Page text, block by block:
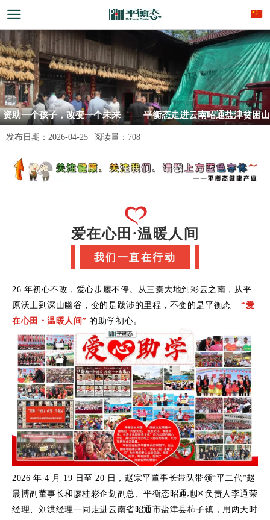
资助一个孩子，改变一个未来 —— 平衡态走进云南昭通盐津贫困山
区学生家庭走访调研关怀
发布日期： 2026-04-25 阅读量： 708
爱在心田·温暖人间
我们一直在行动
26 年初心不改，爱心步履不停。从三秦大地到彩云之南，从平
原沃土到深山幽谷，变的是跋涉的里程，不变的是平衡态
“爱
在心田・温暖人间” 的助学初心。
2026 年 4 月 19 日至 20 日，赵宗平董事长带队带领“平二代”赵
晨博副董事长和廖桂彩企划副总、平衡态昭通地区负责人李通荣
经理、刘洪经理一同走进云南省昭通市盐津县柿子镇，用两天时